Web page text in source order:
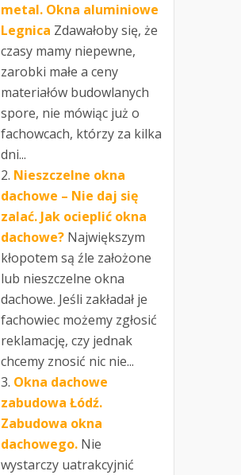
metal. Okna aluminiowe
Legnica Zdawałoby się, że
czasy mamy niepewne,
zarobki małe a ceny
materiałów budowlanych
spore, nie mówiąc już o
fachowcach, którzy za kilka
dni...
Nieszczelne okna
dachowe – Nie daj się
zalać. Jak ocieplić okna
dachowe? Największym
kłopotem są źle założone
lub nieszczelne okna
dachowe. Jeśli zakładał je
fachowiec możemy zgłosić
reklamację, czy jednak
chcemy znosić nic nie...
Okna dachowe
zabudowa Łódź.
Zabudowa okna
dachowego. Nie
wystarczy uatrakcyjnić